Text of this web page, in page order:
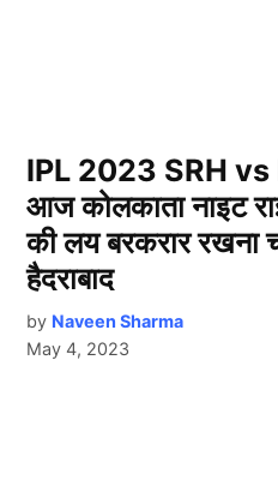
IPL 2023 SRH
आज कोलकाता नाइट
की लय बरकरार रखना
हैदराबाद
by Naveen Sharma
May 4, 2023